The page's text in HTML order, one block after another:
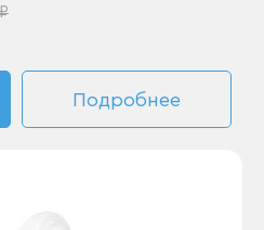
Подробнее